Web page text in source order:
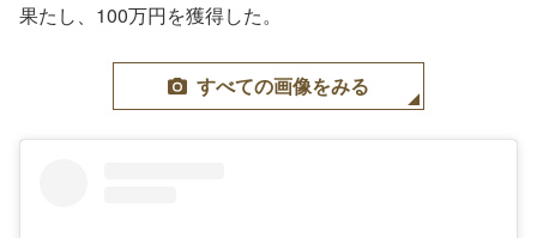
果たし、100万円を獲得した。
すべての画像をみる